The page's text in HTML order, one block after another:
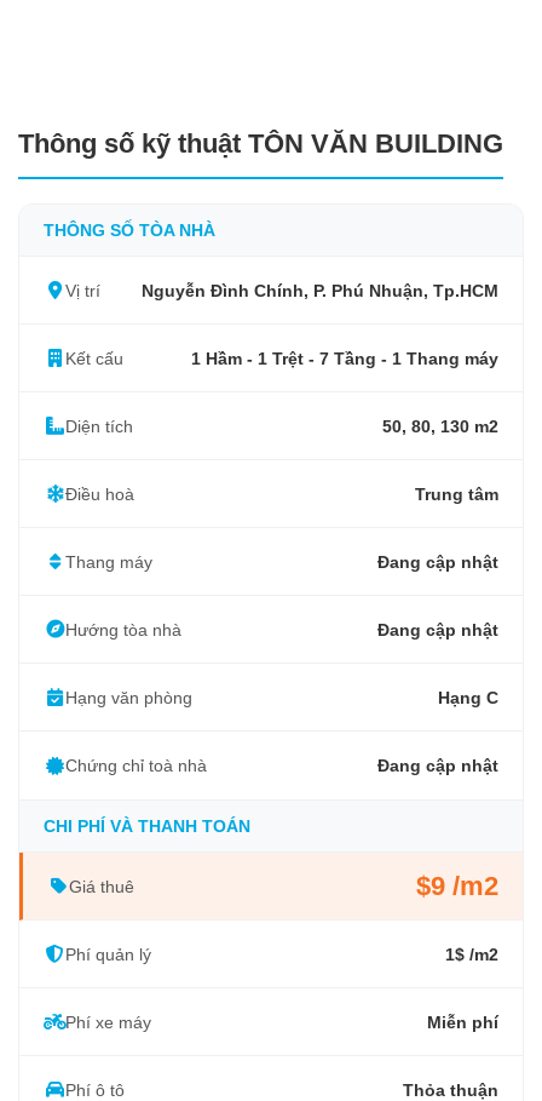
Thông số kỹ thuật TÔN VĂN BUILDING
THÔNG SỐ TÒA NHÀ
Vị trí Nguyễn Đình Chính, P. Phú Nhuận, Tp.HCM
Kết cấu 1 Hầm - 1 Trệt - 7 Tầng - 1 Thang máy
Diện tích 50, 80, 130 m2
Điều hoà Trung tâm
Thang máy Đang cập nhật
Hướng tòa nhà Đang cập nhật
Hạng văn phòng Hạng C
Chứng chỉ toà nhà Đang cập nhật
CHI PHÍ VÀ THANH TOÁN
Giá thuê $9 /m2
Phí quản lý 1$ /m2
Phí xe máy Miễn phí
Phí ô tô Thỏa thuận